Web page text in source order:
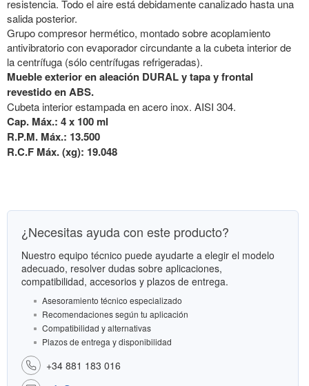
resistencia. Todo el aire está debidamente canalizado hasta una
salida posterior.
Grupo compresor hermético, montado sobre acoplamiento
antivibratorio con evaporador circundante a la cubeta interior de
la centrífuga (sólo centrífugas refrigeradas).
Mueble exterior en aleación DURAL y tapa y frontal
revestido en ABS.
Cubeta interior estampada en acero inox. AISI 304.
Cap. Máx.: 4 x 100 ml
R.P.M. Máx.: 13.500
R.C.F Máx. (xg): 19.048
¿Necesitas ayuda con este producto?
Nuestro equipo técnico puede ayudarte a elegir el modelo
adecuado, resolver dudas sobre aplicaciones,
compatibilidad, accesorios y plazos de entrega.
Asesoramiento técnico especializado
Recomendaciones según tu aplicación
Compatibilidad y alternativas
Plazos de entrega y disponibilidad
+34 881 183 016